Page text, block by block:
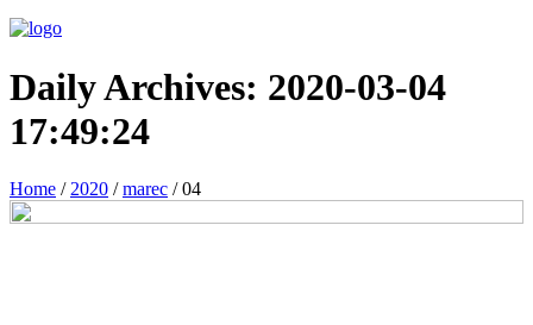
Daily Archives: 2020-03-04
17:49:24
Home / 2020 / marec / 04